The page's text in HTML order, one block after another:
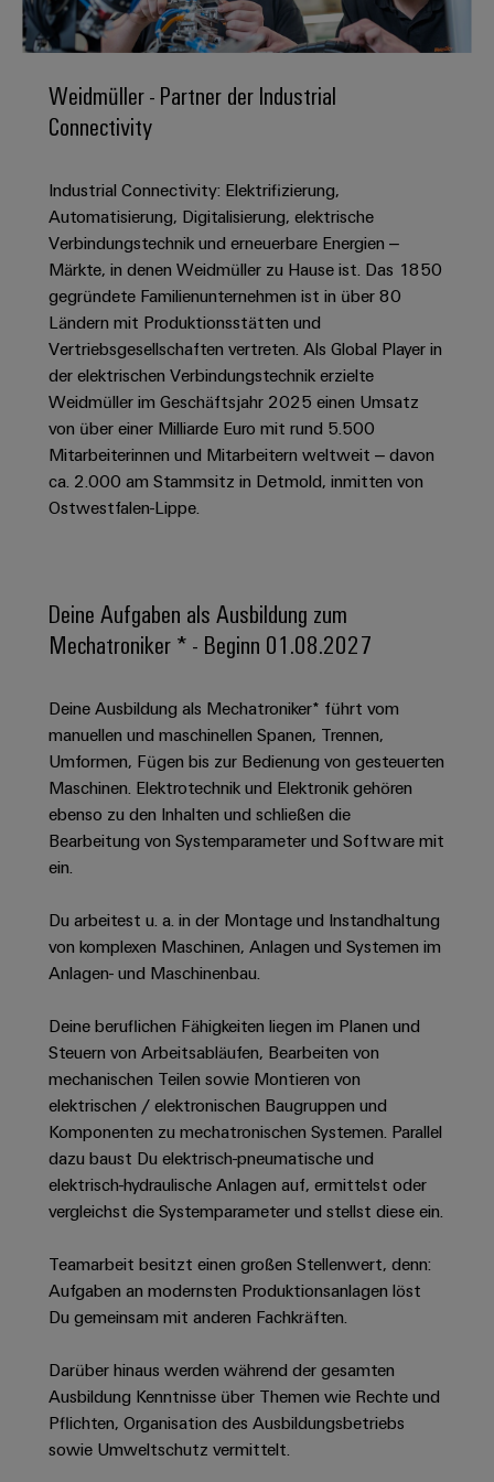
erlebbar
werden.
Lösungen
und
Produkte
Rechenzentren
–
effizient,
zuverlässig,
skalierbar
Energiespeicher
Lösungen
und
Produkte
für
Energiespeichersysteme
(ESS)
Energieübertragung
und
und
Sicherheit
für
Energienetze
Gebäudeinfrastruktur
Lösungen
für
die
spezifischen
Anforderungen
Gebäudeinfrastruktur
Gerätehersteller
Innovative
für
Geräte
Konventionelle
Energieerzeugung
Zukunftssicherheit
für
bewährte
Energieerzeugung
Lösungen
für
verschiedene
Maschinen
und
Fabrikautomation
Öl
Anschlusstechnologie
Microgrids
OS
Edge
Computing
Industrial
5G
Single
Pair
Ethernet
Schaltschrank-
Feldverdrahtung
Smart
Building
Smart
Metering
Weidmüller
Configurator
Solutions
Systeme
und
Lösungen
Dezentrale
Automatisierung
Energiemanagement-
Lösungen
IIoT
&
Automation
Industrial
Analytics
Leiterplattenklemmen
und
-
Kabeleinführungssysteme
und
-
komponenten
Anschlussleitungen,
Patchkabel
und
Kabel
SPS
Systemverkabelung
&
Verteilerboxen
Elektronik
Koppelrelais
&
Halbleiterrelais
Messumformer
Stromversorgungen
Elektronikgehäuse
Blitz-
und
Überspannungsschutz
PV
Generatoranschlusskasten
Automatisierung
Software
Steuerungen
Fast
Service
Beratung
und
digitale
Planung
easyConnect
-
Ihre
Industrial
Service
Platform
Connectivity
Engineering
Weidmüller
PCB
Connector
Services
Akkreditiertes
Support
Support
Umweltbezogene
Produktkonformität
Engineering
Daten
Technische
Reparatur
und
Trainings
und
Webinare
Vertrieb uns
Info
für
unsere
Partner
Vertrieb
Großhandelssuche
News
Messen
Webshop
Preisliste
Kataloganforderung
Unternehmen
Weidmüller
und
Fakten
Unser
Vorstand
Nachhaltigkeit
Weidmüller
Academy
People
&
Culture
Compliance
Weidmüller
Orange
Mag
|
Länder
Management
Informationen
und
Presse
Fachpressemeldungen
Pressekontakt
Unsere
Partner
and
Automation
Partner
Netzwerk
IIoT
and
Automation
Karriere
Stellen
für
Berufserfahrene
Studierende
Werkstudententätigkeiten
Praktika
Abschlussarbeiten
Neuanfang
für
Studienabbrecher
Offene
Stellen
Für
und
Schüler
Ausbildung
Duales
Schülerpraktika
Erfolgreiche
Karrierewege
Offene
Ausbildungs-
und
Studienplätze
Veranstaltungen
Termine
Workshops
Schulklassen
Weidmüller - Partner der Industrial
Connectivity
Industrial Connectivity: Elektrifizierung,
Automatisierung, Digitalisierung, elektrische
Verbindungstechnik und erneuerbare Energien –
Märkte, in denen Weidmüller zu Hause ist. Das 1850
gegründete Familienunternehmen ist in über 80
Ländern mit Produktionsstätten und
Vertriebsgesellschaften vertreten. Als Global Player in
der elektrischen Verbindungstechnik erzielte
Weidmüller im Geschäftsjahr 2025 einen Umsatz
von über einer Milliarde Euro mit rund 5.500
Mitarbeiterinnen und Mitarbeitern weltweit – davon
ca. 2.000 am Stammsitz in Detmold, inmitten von
Ostwestfalen-Lippe.
Deine Aufgaben als Ausbildung zum
Mechatroniker * - Beginn 01.08.2027
Deine Ausbildung als Mechatroniker* führt vom
manuellen und maschinellen Spanen, Trennen,
Umformen, Fügen bis zur Bedienung von gesteuerten
Maschinen. Elektrotechnik und Elektronik gehören
ebenso zu den Inhalten und schließen die
Bearbeitung von Systemparameter und Software mit
ein.
Du arbeitest u. a. in der Montage und Instandhaltung
von komplexen Maschinen, Anlagen und Systemen im
Anlagen- und Maschinenbau.
Deine beruflichen Fähigkeiten liegen im Planen und
Steuern von Arbeitsabläufen, Bearbeiten von
mechanischen Teilen sowie Montieren von
elektrischen / elektronischen Baugruppen und
Komponenten zu mechatronischen Systemen. Parallel
dazu baust Du elektrisch-pneumatische und
elektrisch-hydraulische Anlagen auf, ermittelst oder
vergleichst die Systemparameter und stellst diese ein.
Teamarbeit besitzt einen großen Stellenwert, denn:
Aufgaben an modernsten Produktionsanlagen löst
Du gemeinsam mit anderen Fachkräften.
Darüber hinaus werden während der gesamten
Ausbildung Kenntnisse über Themen wie Rechte und
Pflichten, Organisation des Ausbildungsbetriebs
sowie Umweltschutz vermittelt.